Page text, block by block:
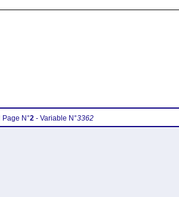
Page N°2- Variable N°3362